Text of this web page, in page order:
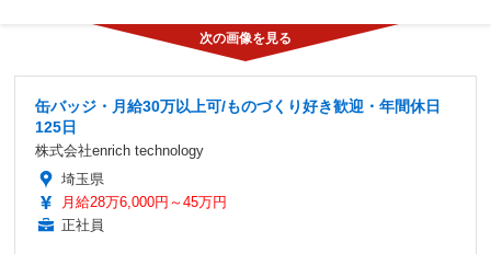
缶バッジ・月給30万以上可/ものづくり好き歓迎・年間休日
125日
株式会社enrich technology
埼玉県
月給28万6,000円～45万円
正社員